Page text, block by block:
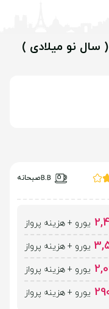
سال نو میلادی )
صبحانه
یورو + هزینه پرواز
یورو + هزینه پرواز
یورو + هزینه پرواز
یورو + هزینه پرواز